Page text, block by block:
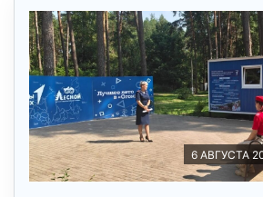
6 АВГУСТА